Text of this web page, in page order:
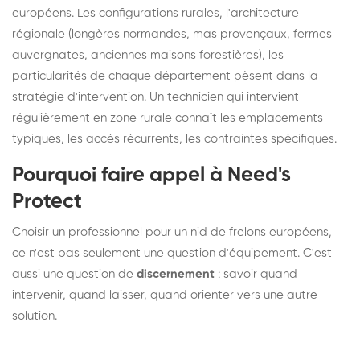
européens. Les configurations rurales, l'architecture
régionale (longères normandes, mas provençaux, fermes
auvergnates, anciennes maisons forestières), les
particularités de chaque département pèsent dans la
stratégie d'intervention. Un technicien qui intervient
régulièrement en zone rurale connaît les emplacements
typiques, les accès récurrents, les contraintes spécifiques.
Pourquoi faire appel à Need's
Protect
Choisir un professionnel pour un nid de frelons européens,
ce n'est pas seulement une question d'équipement. C'est
aussi une question de discernement : savoir quand
intervenir, quand laisser, quand orienter vers une autre
solution.